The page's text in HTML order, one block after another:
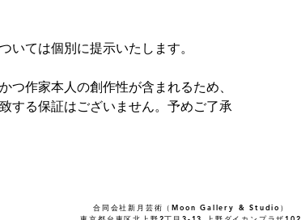
いては個別に提示いたします。
つ作家本人の創作性が含まれるため、
する保証はございません。予めご了承
​​​合同会社新月芸術（Moon Gallery & Studio）